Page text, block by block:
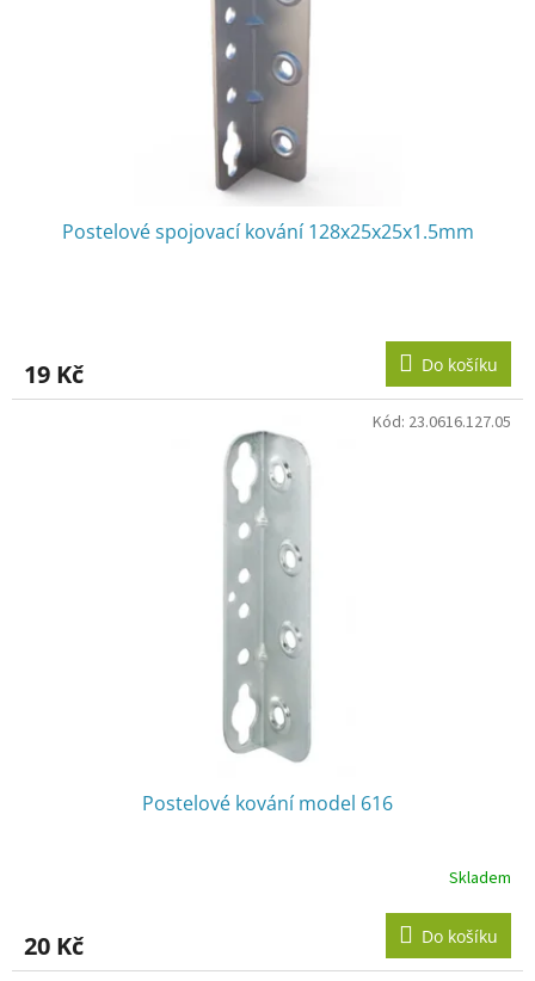
Postelové spojovací kování 128x25x25x1.5mm
19 Kč Do košíku
Postelové kování model 616
Skladem
20 Kč Do košíku
Kód: 23.0616.127.05